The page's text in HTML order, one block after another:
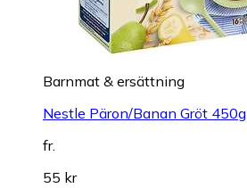
Barnmat & ersättning
Nestle Päron/Banan Gröt 450g
fr.
55 kr